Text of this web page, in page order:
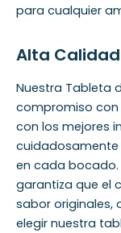
para cualquier
Alta
Nuestra Tableta
compromiso con
con los mejores
cuidadosamente
en cada bocado.
garantiza que el
sabor originales,
elegir nuestra